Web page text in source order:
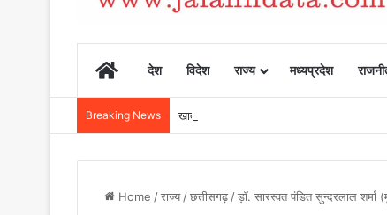
Homeदेश विदेश राज्य मध्यप्रदेश
Breaking News खाद, बीज और उर्वरकों की समय पर उपलब्धता से
Home /राज्य/छत्तीसगढ़/ड़ॉ. सारस्वत पंडित सुन्दरलाल शर्मा